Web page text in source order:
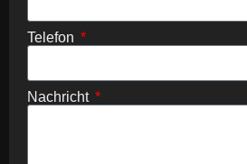
Telefon
Nachricht